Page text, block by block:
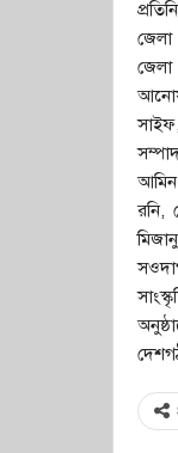
জেলা
জেলা
আমিন
রনি,